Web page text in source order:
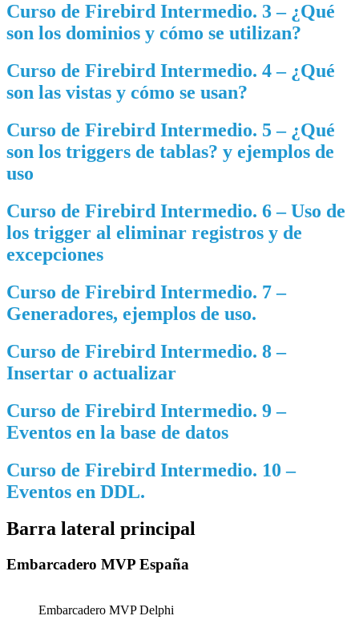
Curso de Firebird Intermedio. 3 – ¿Qué
son los dominios y cómo se utilizan?
Curso de Firebird Intermedio. 4 – ¿Qué
son las vistas y cómo se usan?
Curso de Firebird Intermedio. 5 – ¿Qué
son los triggers de tablas? y ejemplos de
uso
Curso de Firebird Intermedio. 6 – Uso de
los trigger al eliminar registros y de
excepciones
Curso de Firebird Intermedio. 7 –
Generadores, ejemplos de uso.
Curso de Firebird Intermedio. 8 –
Insertar o actualizar
Curso de Firebird Intermedio. 9 –
Eventos en la base de datos
Curso de Firebird Intermedio. 10 –
Eventos en DDL.
Barra lateral principal
Embarcadero MVP España
Embarcadero MVP Delphi